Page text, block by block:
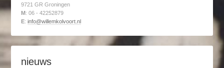
9721 GR Groningen
M: 06 - 42252879
E:info@willemkolvoort.nl
nieuws